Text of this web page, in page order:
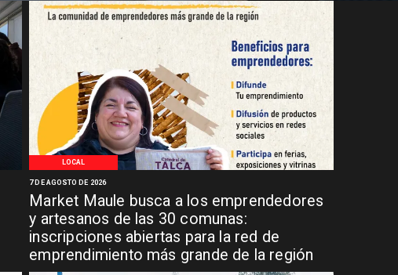
LOCAL
Market Maule busca a los emprendedores
y artesanos de las 30 comunas:
inscripciones abiertas para la red de
emprendimiento más grande de la región
7 DE AGOSTO DE 2026